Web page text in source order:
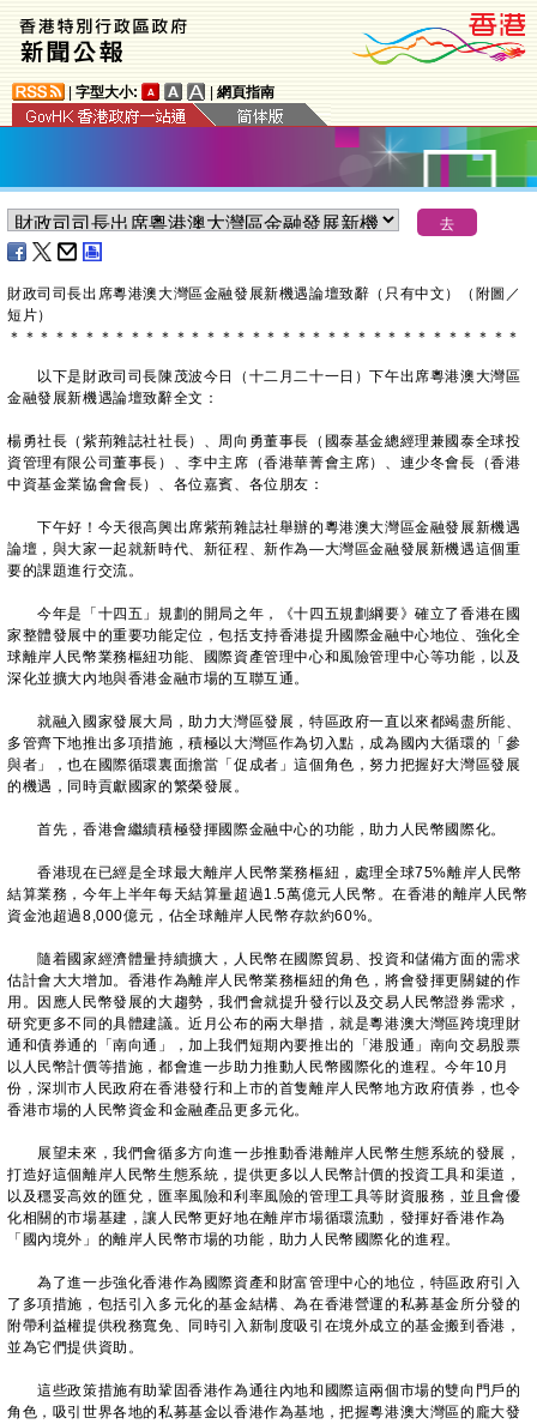
字型大小: 網頁指南
財政司司長出席粵港澳大灣區金融發展新機遇論壇致辭（只有中文）（附圖／
短片）
＊ ＊ ＊ ＊ ＊ ＊ ＊ ＊ ＊ ＊ ＊ ＊ ＊ ＊ ＊ ＊ ＊ ＊ ＊ ＊ ＊ ＊ ＊ ＊ ＊ ＊ ＊ ＊ ＊ ＊ ＊ ＊ ＊ ＊
以下是財政司司長陳茂波今日（十二月二十一日）下午出席粵港澳大灣區
金融發展新機遇論壇致辭全文：
楊勇社長（紫荊雜誌社社長）、周向勇董事長（國泰基金總經理兼國泰全球投
資管理有限公司董事長）、李中主席（香港華菁會主席）、連少冬會長（香港
中資基金業協會會長）、各位嘉賓、各位朋友：
下午好！今天很高興出席紫荊雜誌社舉辦的粵港澳大灣區金融發展新機遇
論壇，與大家一起就新時代、新征程、新作為—大灣區金融發展新機遇這個重
要的課題進行交流。
今年是「十四五」規劃的開局之年，《十四五規劃綱要》確立了香港在國
家整體發展中的重要功能定位，包括支持香港提升國際金融中心地位、強化全
球離岸人民幣業務樞紐功能、國際資產管理中心和風險管理中心等功能，以及
深化並擴大內地與香港金融市場的互聯互通。
就融入國家發展大局，助力大灣區發展，特區政府一直以來都竭盡所能、
多管齊下地推出多項措施，積極以大灣區作為切入點，成為國內大循環的「參
與者」，也在國際循環裏面擔當「促成者」這個角色，努力把握好大灣區發展
的機遇，同時貢獻國家的繁榮發展。
首先，香港會繼續積極發揮國際金融中心的功能，助力人民幣國際化。
香港現在已經是全球最大離岸人民幣業務樞紐，處理全球75%離岸人民幣
結算業務，今年上半年每天結算量超過1.5萬億元人民幣。在香港的離岸人民幣
資金池超過8,000億元，佔全球離岸人民幣存款約60%。
隨着國家經濟體量持續擴大，人民幣在國際貿易、投資和儲備方面的需求
估計會大大增加。香港作為離岸人民幣業務樞紐的角色，將會發揮更關鍵的作
用。因應人民幣發展的大趨勢，我們會就提升發行以及交易人民幣證券需求，
研究更多不同的具體建議。近月公布的兩大舉措，就是粵港澳大灣區跨境理財
通和債券通的「南向通」，加上我們短期內要推出的「港股通」南向交易股票
以人民幣計價等措施，都會進一步助力推動人民幣國際化的進程。今年10月
份，深圳市人民政府在香港發行和上市的首隻離岸人民幣地方政府債券，也令
香港市場的人民幣資金和金融產品更多元化。
展望未來，我們會循多方向進一步推動香港離岸人民幣生態系統的發展，
打造好這個離岸人民幣生態系統，提供更多以人民幣計價的投資工具和渠道，
以及穩妥高效的匯兌，匯率風險和利率風險的管理工具等財資服務，並且會優
化相關的市場基建，讓人民幣更好地在離岸市場循環流動，發揮好香港作為
「國內境外」的離岸人民幣市場的功能，助力人民幣國際化的進程。
為了進一步強化香港作為國際資產和財富管理中心的地位，特區政府引入
了多項措施，包括引入多元化的基金結構、為在香港營運的私募基金所分發的
附帶利益權提供稅務寬免、同時引入新制度吸引在境外成立的基金搬到香港，
並為它們提供資助。
這些政策措施有助鞏固香港作為通往內地和國際這兩個市場的雙向門戶的
角色，吸引世界各地的私募基金以香港作為基地，把握粵港澳大灣區的龐大發